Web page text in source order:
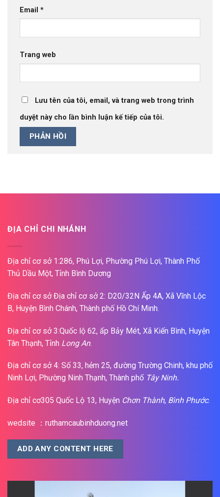
Email *
Trang web
Lưu tên của tôi, email, và trang web trong trình
duyệt này cho lần bình luận kế tiếp của tôi.
ĐỊA CHỈ CHI NHÁNH
Địa chỉ cơ sở 1:286, Phú Lợi, Phường Phú Lợi, Thành Phố
Thủ Dầu Một, Tỉnh Bình Dương
Địa chỉ cơ sở Địa chỉ cơ sở 2: D20/32N Ấp 4A, Xã Vĩnh Lộc
B, Huyện Bình Chánh, Thành phố Hồ Chí Minh.
Địa chỉ cơ sở 3:Quốc lộ 62, ấp Bảy Mét, Xã Kiến Bình, Huyện
Tân Thạnh, Tỉnh Long An.
Địa chỉ cơ sở 4: Số 33, hẻm 25, đường Trường Chinh, khu phố
Ninh Lợi, Phường Ninh Thạnh, Thành phố Tây Ninh.
Địa chỉ cơ305 Quốc Lộ 13, Huyện Chơn Thành, Bình Phước.
wedsite ：ruthamcaubinhduong.net
ADD ANY CONTENT HERE